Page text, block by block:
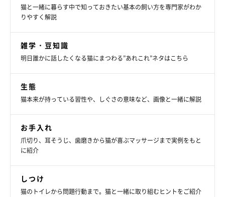
瞳の色 → 目は青になりやすい
毛色と目の色の関係ははっきりわかっていない点が多いですが、
ポイントの場合は、目の色が青かそれに近い色になりやすいよう
です。
猫と一緒に暮らす中で知っておきたい基本の飼い方を専門家がわか
りやすく解説
雑学・豆知識
明日誰かに話したくなる猫にまつわる”あれこれ”ネタはこちら
生態
猫本来が持っている習性や、しぐさの意味など、画像と一緒に解説
お手入れ
爪切り、耳そうじ、歯磨きから猫が喜ぶマッサージまで実例をもと
に紹介
しつけ
猫のトイレから問題行動まで。猫と一緒に取り組むヒントをご紹介